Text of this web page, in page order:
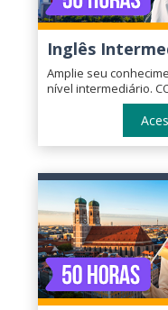
Inglês
Amplie seu
nível intermediário.